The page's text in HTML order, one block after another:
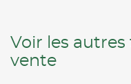
Voir les
vente